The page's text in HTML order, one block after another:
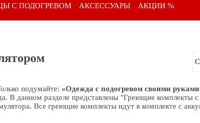
С ПОДОГРЕВОМ АКСЕССУАРЫ АКЦИИ %
подумайте: «Одежда с подогревом своими
В данном разделе представлены "Греющие комплекты
Все греющие комплекты идут в комплекте с